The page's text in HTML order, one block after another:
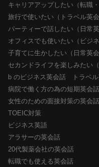
キャリアアップしたい（転職
旅行で使いたい（トラベル英会
パーティーで話したい（日常英
オフィスでも使いたい（ビジネ
子育てに生かしたい（日常英会
セカンドライフを楽しみたい（
b のビジネス英会話 トラベル
病院で働く方の為の短期英会
女性のための面接対策の英会
TOEIC対策
ビジネス英語
アラサーの英会話
20代製薬会社の英会話
転職でも使える英会話